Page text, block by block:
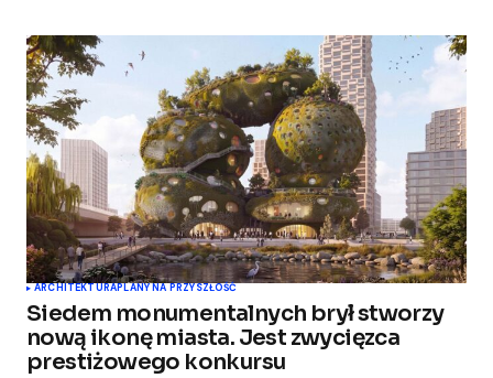
ARCHITEKTURAPLANY NA PRZYSZŁOŚĆ
Siedem monumentalnych brył stworzy
nową ikonę miasta. Jest zwycięzca
prestiżowego konkursu